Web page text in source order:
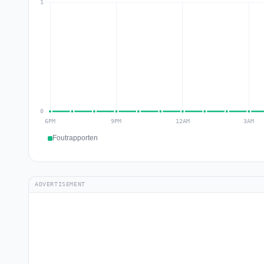
Foutrapporten
ADVERTISEMENT